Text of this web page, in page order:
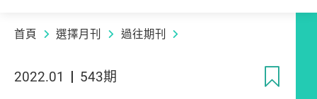
首頁 選擇月刊 過往期刊
2022.01 543期